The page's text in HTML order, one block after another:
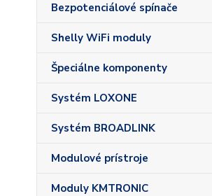
Bezpotenciálové spínače
Shelly WiFi moduly
Špeciálne komponenty
Systém LOXONE
Systém BROADLINK
Modulové prístroje
Moduly KMTRONIC